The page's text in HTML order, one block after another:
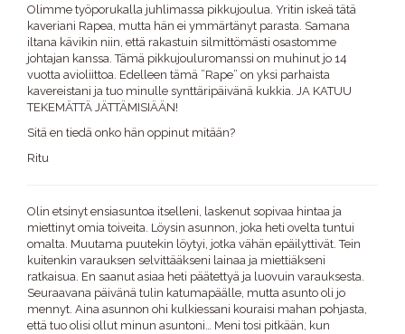
Olimme työporukalla juhlimassa pikkujoulua. Yritin iskeä tätä
kaveriani Rapea, mutta hän ei ymmärtänyt parasta. Samana
iltana kävikin niin, että rakastuin silmittömästi osastomme
johtajan kanssa. Tämä pikkujouluromanssi on muhinut jo 14
vuotta avioliittoa. Edelleen tämä ”Rape” on yksi parhaista
kavereistani ja tuo minulle synttäripäivänä kukkia. JA KATUU
TEKEMÄTTÄ JÄTTÄMISIÄÄN!
Sitä en tiedä onko hän oppinut mitään?
Ritu
Olin etsinyt ensiasuntoa itselleni, laskenut sopivaa hintaa ja
miettinyt omia toiveita. Löysin asunnon, joka heti ovelta tuntui
omalta. Muutama puutekin löytyi, jotka vähän epäilyttivät. Tein
kuitenkin varauksen selvittääkseni lainaa ja miettiäkseni
ratkaisua. En saanut asiaa heti päätettyä ja luovuin varauksesta.
Seuraavana päivänä tulin katumapäälle, mutta asunto oli jo
mennyt. Aina asunnon ohi kulkiessani kouraisi mahan pohjasta,
että tuo olisi ollut minun asuntoni… Meni tosi pitkään, kun